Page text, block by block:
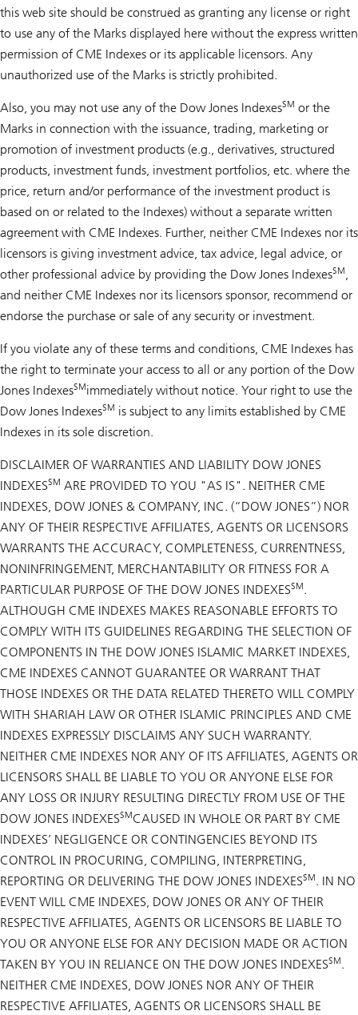
this web site should be construed as granting any license or right
to use any of the Marks displayed here without the express written
permission of CME Indexes or its applicable licensors. Any
unauthorized use of the Marks is strictly prohibited.
Also, you may not use any of the Dow Jones IndexesSM or the
Marks in connection with the issuance, trading, marketing or
promotion of investment products (e.g., derivatives, structured
products, investment funds, investment portfolios, etc. where the
price, return and/or performance of the investment product is
based on or related to the Indexes) without a separate written
agreement with CME Indexes. Further, neither CME Indexes nor its
licensors is giving investment advice, tax advice, legal advice, or
other professional advice by providing the Dow Jones IndexesSM
and neither CME Indexes nor its licensors sponsor, recommend or
endorse the purchase or sale of any security or investment.
If you violate any of these terms and conditions, CME Indexes has
the right to terminate your access to all or any portion of the Dow
Jones IndexesSMimmediately without notice. Your right to use the
Dow Jones IndexesSM is subject to any limits established by CME
Indexes in its sole discretion.
DISCLAIMER OF WARRANTIES AND LIABILITY DOW JONES
INDEXESSM ARE PROVIDED TO YOU "AS IS". NEITHER CME
INDEXES, DOW JONES & COMPANY, INC. (“DOW JONES”) NOR
ANY OF THEIR RESPECTIVE AFFILIATES, AGENTS OR LICENSORS
WARRANTS THE ACCURACY, COMPLETENESS, CURRENTNESS,
NONINFRINGEMENT, MERCHANTABILITY OR FITNESS FOR A
PARTICULAR PURPOSE OF THE DOW JONES INDEXESSM.
ALTHOUGH CME INDEXES MAKES REASONABLE EFFORTS TO
COMPLY WITH ITS GUIDELINES REGARDING THE SELECTION OF
COMPONENTS IN THE DOW JONES ISLAMIC MARKET INDEXES,
CME INDEXES CANNOT GUARANTEE OR WARRANT THAT
THOSE INDEXES OR THE DATA RELATED THERETO WILL COMPLY
WITH SHARIAH LAW OR OTHER ISLAMIC PRINCIPLES AND CME
INDEXES EXPRESSLY DISCLAIMS ANY SUCH WARRANTY.
NEITHER CME INDEXES NOR ANY OF ITS AFFILIATES, AGENTS OR
LICENSORS SHALL BE LIABLE TO YOU OR ANYONE ELSE FOR
ANY LOSS OR INJURY RESULTING DIRECTLY FROM USE OF THE
DOW JONES INDEXESSMCAUSED IN WHOLE OR PART BY CME
INDEXES’ NEGLIGENCE OR CONTINGENCIES BEYOND ITS
CONTROL IN PROCURING, COMPILING, INTERPRETING,
REPORTING OR DELIVERING THE DOW JONES INDEXESSM. IN NO
EVENT WILL CME INDEXES, DOW JONES OR ANY OF THEIR
RESPECTIVE AFFILIATES, AGENTS OR LICENSORS BE LIABLE TO
YOU OR ANYONE ELSE FOR ANY DECISION MADE OR ACTION
TAKEN BY YOU IN RELIANCE ON THE DOW JONES INDEXESSM.
NEITHER CME INDEXES, DOW JONES NOR ANY OF THEIR
RESPECTIVE AFFILIATES, AGENTS OR LICENSORS SHALL BE